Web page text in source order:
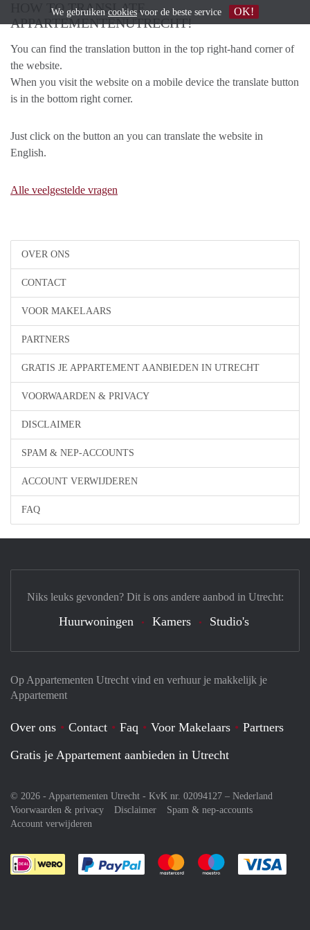
OVER ONS
CONTACT
VOOR MAKELAARS
PARTNERS
GRATIS JE APPARTEMENT AANBIEDEN IN UTRECHT
VOORWAARDEN & PRIVACY
DISCLAIMER
SPAM & NEP-ACCOUNTS
ACCOUNT VERWIJDEREN
FAQ
HOW TO TRANSLATE
APPARTEMENTENUTRECHT!
You can find the translation button in the top right-hand corner of
the website.
When you visit the website on a mobile device the translate button
is in the bottom right corner.
Just click on the button an you can translate the website in
English.
Alle veelgestelde vragen
Op Appartementen Utrecht vind en verhuur je makkelijk je
Appartement
Over ons Contact Faq Voor Makelaars
Partners
Gratis je Appartement aanbieden in Utrecht
© 2026 - Appartementen Utrecht - KvK nr. 02094127 – Nederland
Voorwaarden & privacy
Disclaimer
Spam & nep-accounts
Account verwijderen
Je rekent gemakkelijk af met Paypal
Je rekent gemakkelijk af met
Je rekent
Niks leuks gevonden? Dit is ons andere aanbod in Utrecht:
Huurwoningen Kamers Studio's
We gebruiken cookies voor de beste service OK!